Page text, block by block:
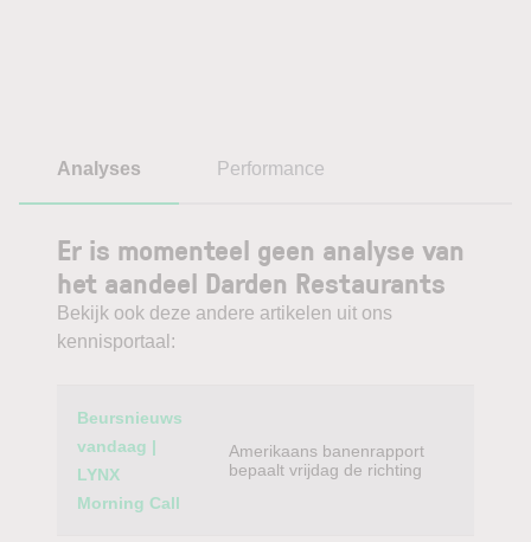
Analyses Performance
Er is momenteel geen analyse van
het aandeel Darden Restaurants
Bekijk ook deze andere artikelen uit ons
kennisportaal:
Category
Beursnieuws
vandaag |
LYNX
Morning Call
Amerikaans banenrapport
bepaalt vrijdag de richting